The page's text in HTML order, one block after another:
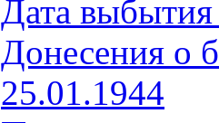
Дата
Донесения о
25.01.1944